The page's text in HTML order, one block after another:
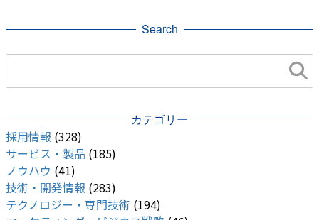
Search
カテゴリー
採用情報 (328)
サービス・製品 (185)
ノウハウ (41)
技術・開発情報 (283)
テクノロジー・専門技術 (194)